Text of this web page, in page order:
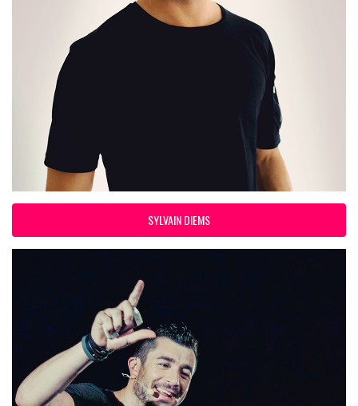
SYLVAIN DIEMS